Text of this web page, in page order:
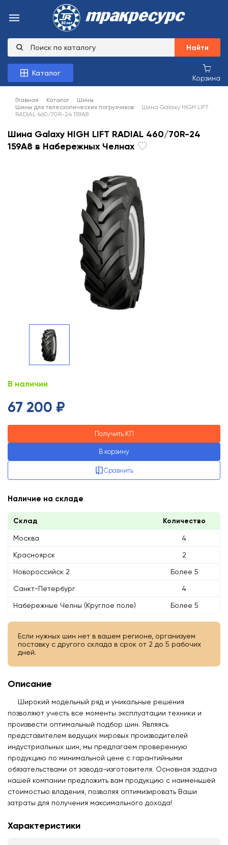
Найти
Каталог
Корзина
Главная Каталог
Шины
Шины для телескопических погрузчиков
Шина Galaxy HIGH LIFT
RADIAL 460/70R-24 159A8
Шина Galaxy HIGH LIFT RADIAL 460/70R-24
159A8 в Набережных Челнах
В наличии
67 200 ₽
Получить КП
В корзину
Сравнить
Наличие на складе
Склад Количество
Москва 4
Красноярск 2
Новороссийск 2 Более 5
Санкт-Петербург 4
Набережные Челны (Круглое поле) Более 5
Если нужных шин нет в вашем регионе, организуем
поставку с другого склада в срок от 2 до 5 рабочих
дней.
Описание
Широкий модельный ряд и уникальные решения
позволяют учесть все моменты эксплуатации техники и
произвести оптимальный подбор шин. Являясь
представителем ведущих мировых производителей
индустриальных шин, мы предлагаем проверенную
продукцию по минимальной цене с гарантийными
обязательствами от завода-изготовителя. Основная задача
нашей компании предложить вам продукцию с наименьшей
стоимостью владения, позволяя оптимизировать Ваши
затраты для получения максимального дохода!
Характеристики